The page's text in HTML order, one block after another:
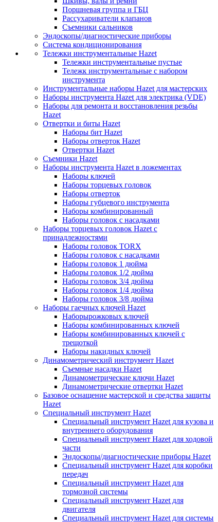
Поршневая группа и ГБЦ
Рассухариватели клапанов
Съемники сальников
Эндоскопы/диагностические приборы
Система кондиционирования
Тележки инструментальные Hazet
Тележки инструментальные пустые
Тележк инструментальные с набором
инструмента
Инструментальные наборы Hazet для мастерских
Наборы инструмента Hazet для электрика (VDE)
Наборы для ремонта и восстановления резьбы
Hazet
Отвертки и биты Hazet
Наборы бит Hazet
Наборы отверток Hazet
Отвертки Hazet
Съемники Hazet
Наборы инструмента Hazet в ложементах
Наборы ключей
Наборы торцевых головок
Наборы отверток
Наборы губцевого инструмента
Наборы комбинированный
Наборы головок с насадками
Наборы торцевых головок Hazet с
принадлежностями
Наборы головок TORX
Наборы головок с насадками
Наборы головок 1 дюйма
Наборы головок 1/2 дюйма
Наборы головок 3/4 дюйма
Наборы головок 1/4 дюйма
Наборы головок 3/8 дюйма
Наборы гаечных ключей Hazet
Наборырожковых ключей
Наборы комбинированных ключей
Наборы комбинированных ключей с
трещоткой
Наборы накидных ключей
Динамометрический инструмент Hazet
Съемные насадки Hazet
Динамометрические ключи Hazet
Динамометрические отвертки Hazet
Базовое оснащение мастерской и средства защиты
Hazet
Специальный инструмент Hazet
Специальный инструмент Hazet для кузова и
внутреннего оборудования
Специальный инструмент Hazet для ходовой
части
Эндоскопы/диагностические приборы Hazet
Специальный инструмент Hazet для коробки
передач
Специальный инструмент Hazet для
тормозной системы
Специальный инструмент Hazet для
двигателя
Специальный инструмент Hazet для системы